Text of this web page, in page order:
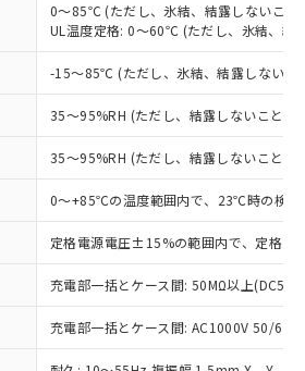
0～85℃ (ただし、氷結、結露しないこと)
UL温度定格: 0～60℃ (ただし、氷結、結
-15～85℃ (ただし、氷結、結露しないこ
35～95%RH (ただし、結露しないこと)
35～95%RH (ただし、結露しないこと)
0～+85℃の温度範囲内で、23℃時の検
定格電源電圧±15%の範囲内で、定格電
充電部一括とケース間: 50MΩ以上
充電部一括とケース間: AC1000V 50/
件
読みいただき、同意のうえ
。
スは、当社制御機器事業取扱
社在庫状況および標準価格
提供させていただくもので
機器事業取扱商品の中には、
スの対象外となる商品もある
了承ください。
および標準価格照会結果は、
いる更新日時点での社内デー
RoHS指令（10物質）の非含
品に切り替える予定のある
：EU RoHS指令（10物質）の
の商品で、対応品を出す予
EU RoHS指令（10物質）の
状況を調査中または確認中の
イセンス料など無形物で、有
係のない商品です。
有品と判明した場合などや
ることがあります。
物質）：
表
質材料含有率が中国RoHSの
ることを示します。
質材料含有率が中国RoHSの
いることを示します。
び外国貿易法に定める商品
規制貨物等」という）を輸出